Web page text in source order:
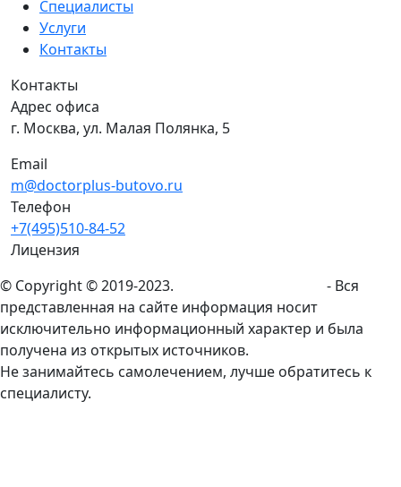
Специалисты
Услуги
Контакты
Контакты
Адрес офиса
г. Москва, ул. Малая Полянка, 5
Email
m@doctorplus-butovo.ru
Телефон
+7(495)510-84-52
Лицензия
© Copyright © 2019-2023.
- Вся
представленная на сайте информация носит
исключительно информационный характер и была
получена из открытых источников.
Не занимайтесь самолечением, лучше обратитесь к
специалисту.